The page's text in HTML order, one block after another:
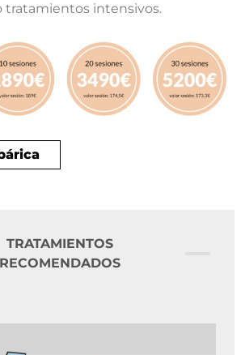
tratamientos intensivos.
TRATAMIENTOS
RECOMENDADOS